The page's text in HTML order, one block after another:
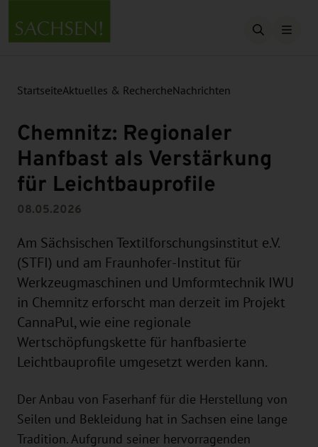
Suche
StartseiteAktuelles & RechercheNachrichten
Chemnitz: Regionaler
Hanfbast als Verstärkung
für Leichtbauprofile
08.05.2026
Am Sächsischen Textilforschungsinstitut e.V.
(STFI) und am Fraunhofer-Institut für
Werkzeugmaschinen und Umformtechnik IWU
in Chemnitz erforscht man derzeit im Projekt
CannaPul, wie eine regionale
Wertschöpfungskette für hanfbasierte
Leichtbauprofile umgesetzt werden kann.
Der Anbau von Faserhanf für die Herstellung von
Seilen und Bekleidung hat in Sachsen eine lange
Tradition. Aufgrund seiner hervorragenden